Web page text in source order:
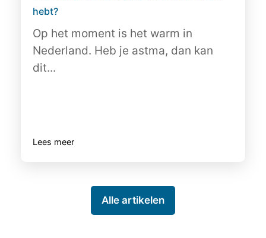
hebt?
Op het moment is het warm in
Nederland. Heb je astma, dan kan
dit...
Lees meer
Alle artikelen